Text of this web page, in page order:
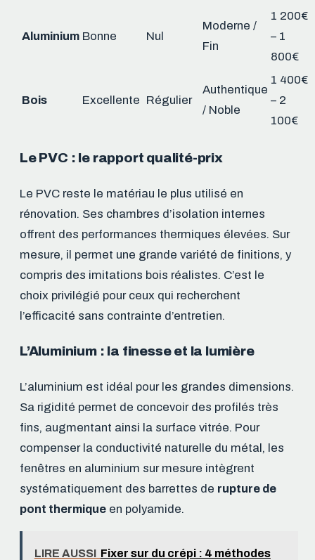
Aluminium Bonne Nul
Moderne /
Fin
1 200€
– 1
800€
Bois Excellente Régulier
Authentique
/ Noble
1 400€
– 2
100€
Le PVC : le rapport qualité-prix
Le PVC reste le matériau le plus utilisé en
rénovation. Ses chambres d’isolation internes
offrent des performances thermiques élevées. Sur
mesure, il permet une grande variété de finitions, y
compris des imitations bois réalistes. C’est le
choix privilégié pour ceux qui recherchent
l’efficacité sans contrainte d’entretien.
L’Aluminium : la finesse et la lumière
L’aluminium est idéal pour les grandes dimensions.
Sa rigidité permet de concevoir des profilés très
fins, augmentant ainsi la surface vitrée. Pour
compenser la conductivité naturelle du métal, les
fenêtres en aluminium sur mesure intègrent
systématiquement des barrettes de rupture de
pont thermique en polyamide.
LIRE AUSSI Fixer sur du crépi : 4 méthodes